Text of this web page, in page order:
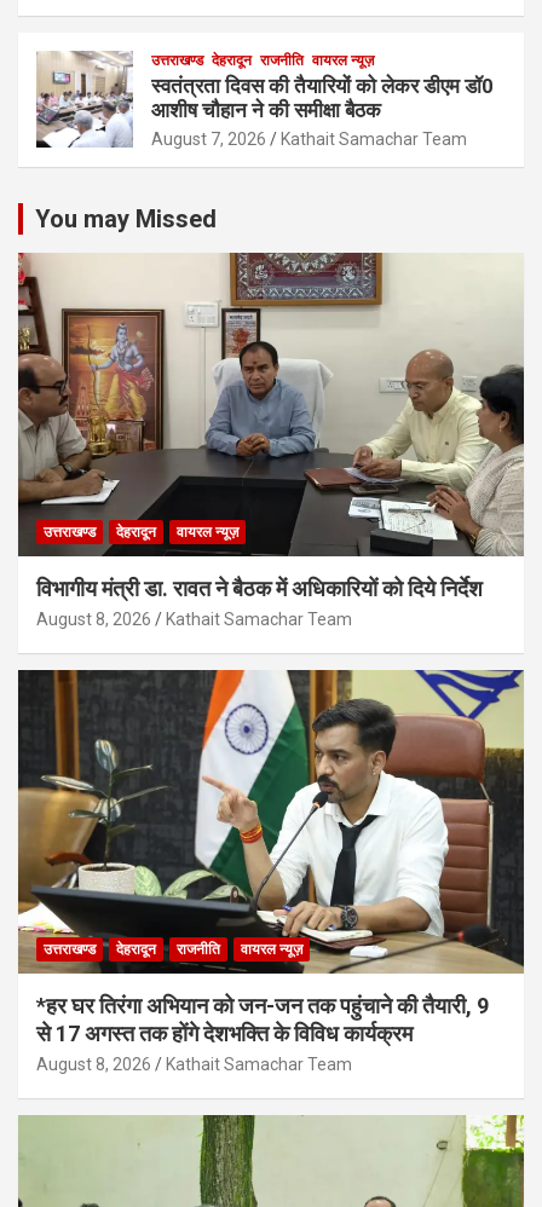
उत्तराखण्ड देहरादून राजनीति वायरल न्यूज़
स्वतंत्रता दिवस की तैयारियों को लेकर डीएम डॉ0
आशीष चौहान ने की समीक्षा बैठक
August 7, 2026 Kathait Samachar Team
You may Missed
उत्तराखण्ड देहरादून वायरल न्यूज़
विभागीय मंत्री डा. रावत ने बैठक में अधिकारियों को दिये निर्देश
August 8, 2026 Kathait Samachar Team
उत्तराखण्ड देहरादून राजनीति वायरल न्यूज़
*हर घर तिरंगा अभियान को जन-जन तक पहुंचाने की तैयारी, 9
से 17 अगस्त तक होंगे देशभक्ति के विविध कार्यक्रम
August 8, 2026 Kathait Samachar Team